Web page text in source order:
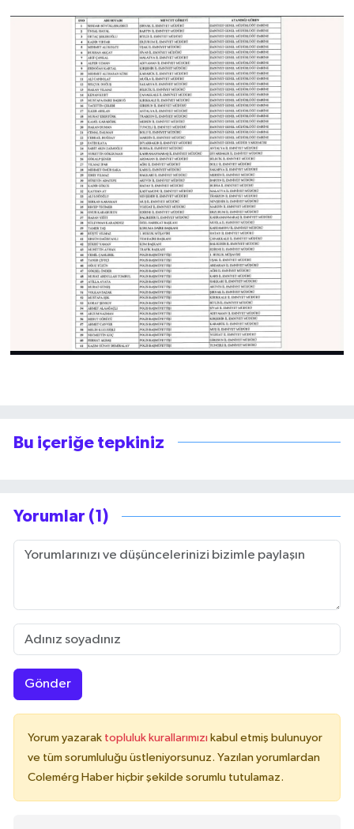
Bu içeriğe tepkiniz
Yorumlar (1)
Gönder
Yorum yazarak topluluk kurallarımızı kabul etmiş bulunuyor
ve tüm sorumluluğu üstleniyorsunuz. Yazılan yorumlardan
Colemérg Haber hiçbir şekilde sorumlu tutulamaz.